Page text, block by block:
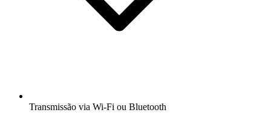
Transmissão via Wi-Fi ou Bluetooth